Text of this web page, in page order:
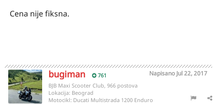
Cena nije fiksna.
bugiman 761 Napisano Jul 22, 2017
BJB Maxi Scooter Club, 966 postova
Lokacija: Beograd
Motocikl: Ducati Multistrada 1200 Enduro